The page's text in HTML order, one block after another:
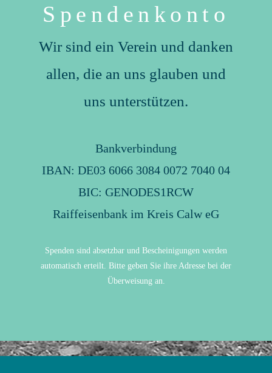
Spendenkonto
Wir sind ein Verein und danken
allen, die an uns glauben und
uns unterstützen.
Bankverbindung
IBAN: DE03 6066 3084 0072 7040 04
BIC: GENODES1RCW
Raiffeisenbank im Kreis Calw eG
Spenden sind absetzbar und Bescheinigungen werden
automatisch erteilt. Bitte geben Sie ihre Adresse bei der
Überweisung an.